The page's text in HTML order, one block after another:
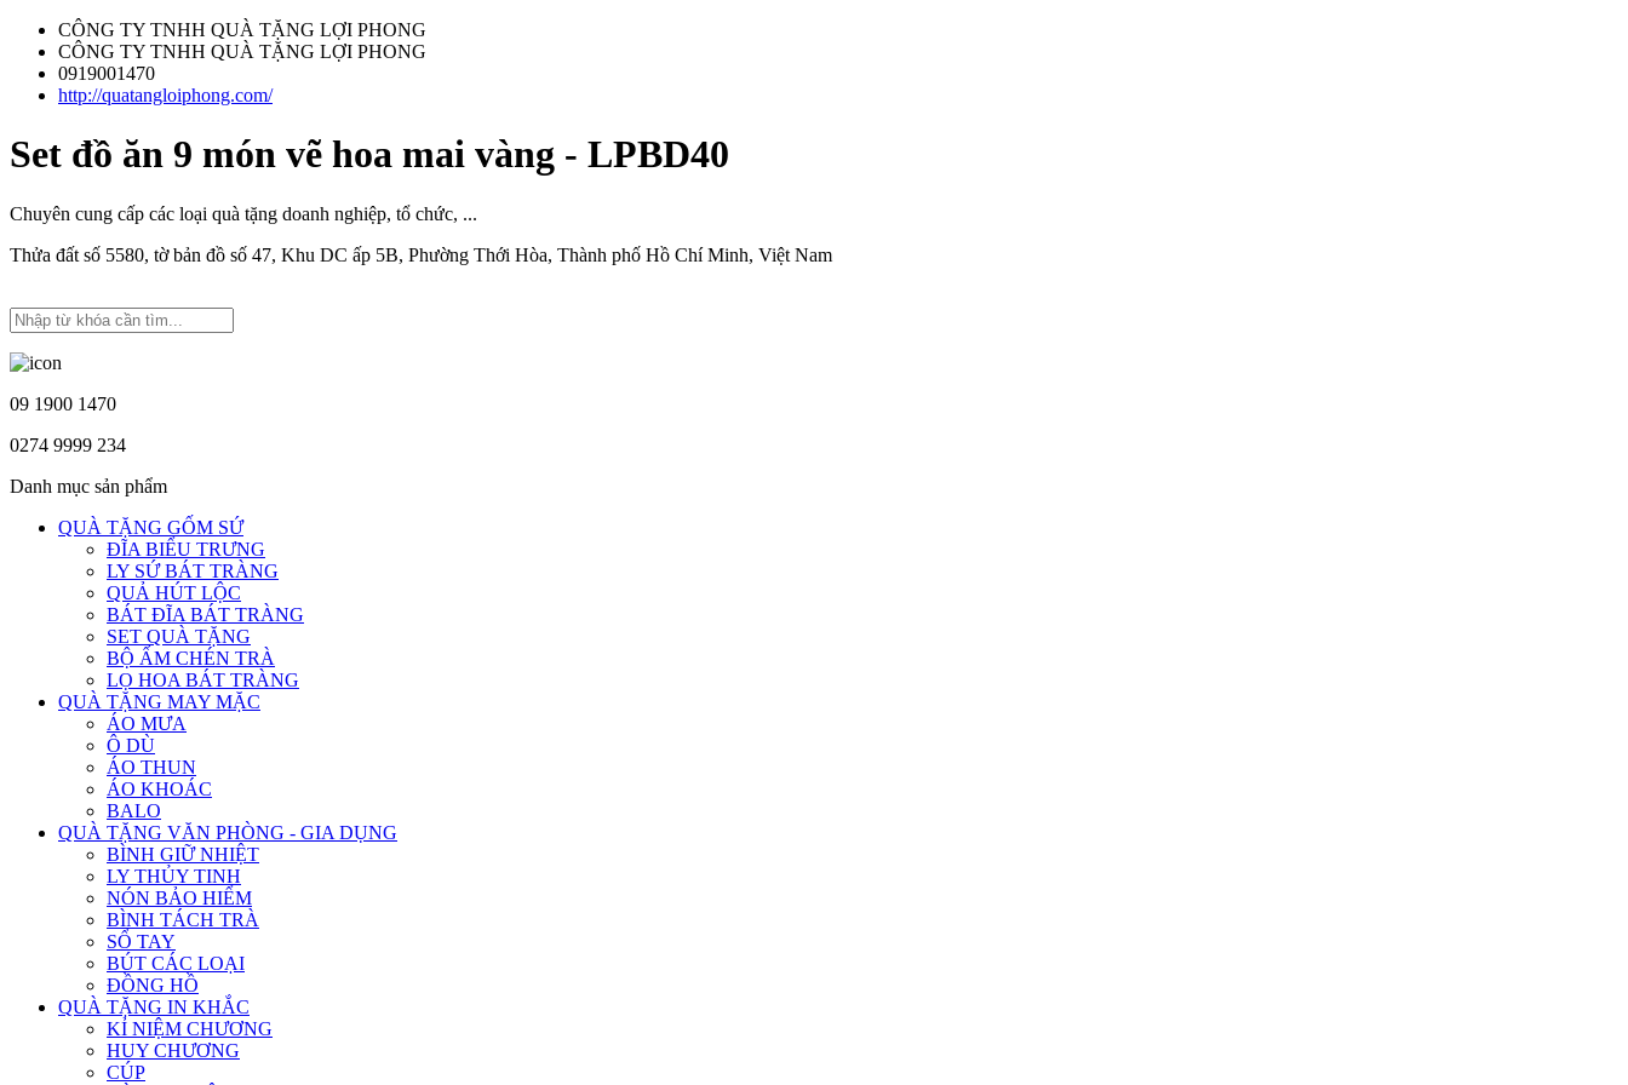
CÔNG TY TNHH QUÀ TẶNG LỢI PHONG
CÔNG TY TNHH QUÀ TẶNG LỢI PHONG
0919001470
http://quatangloiphong.com/
Set đồ ăn 9 món vẽ hoa mai vàng - LPBD40
Chuyên cung cấp các loại quà tặng doanh nghiệp, tổ chức, ...
Thửa đất số 5580, tờ bản đồ số 47, Khu DC ấp 5B, Phường Thới Hòa, Thành phố Hồ Chí Minh, Việt Nam
09 1900 1470
0274 9999 234
Danh mục sản phẩm
QUÀ TẶNG GỐM SỨ
ĐĨA BIỂU TRƯNG
LY SỨ BÁT TRÀNG
QUẢ HÚT LỘC
BÁT ĐĨA BÁT TRÀNG
SET QUÀ TẶNG
BỘ ẤM CHÉN TRÀ
LỌ HOA BÁT TRÀNG
QUÀ TẶNG MAY MẶC
ÁO MƯA
Ô DÙ
ÁO THUN
ÁO KHOÁC
BALO
QUÀ TẶNG VĂN PHÒNG - GIA DỤNG
BÌNH GIỮ NHIỆT
LY THỦY TINH
NÓN BẢO HIỂM
BÌNH TÁCH TRÀ
SỔ TAY
BÚT CÁC LOẠI
ĐỒNG HỒ
QUÀ TẶNG IN KHẮC
KỈ NIỆM CHƯƠNG
HUY CHƯƠNG
CÚP